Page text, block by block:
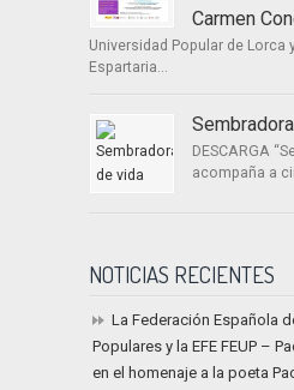
Carmen
Universidad Popular de Lorca
Espartaria...
DESCARGA
acompaña a
NOTICIAS RECIENTES
La Federación Española
Populares y la EFE FEUP –
en el homenaje a la poeta